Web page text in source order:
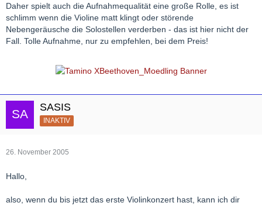
Daher spielt auch die Aufnahmequalität eine große Rolle, es ist
schlimm wenn die Violine matt klingt oder störende
Nebengeräusche die Solostellen verderben - das ist hier nicht der
Fall. Tolle Aufnahme, nur zu empfehlen, bei dem Preis!
SASIS
INAKTIV
26. November 2005
Hallo,
also, wenn du bis jetzt das erste Violinkonzert hast, kann ich dir